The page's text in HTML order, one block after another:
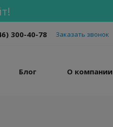
300-40-78 Заказать звонок
Блог О компании